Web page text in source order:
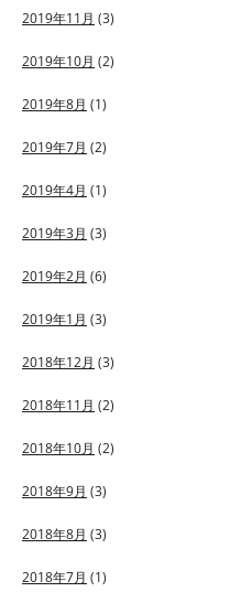
2019年11月 (3)
2019年10月 (2)
2019年8月 (1)
2019年7月 (2)
2019年4月 (1)
2019年3月 (3)
2019年2月 (6)
2019年1月 (3)
2018年12月 (3)
2018年11月 (2)
2018年10月 (2)
2018年9月 (3)
2018年8月 (3)
2018年7月 (1)